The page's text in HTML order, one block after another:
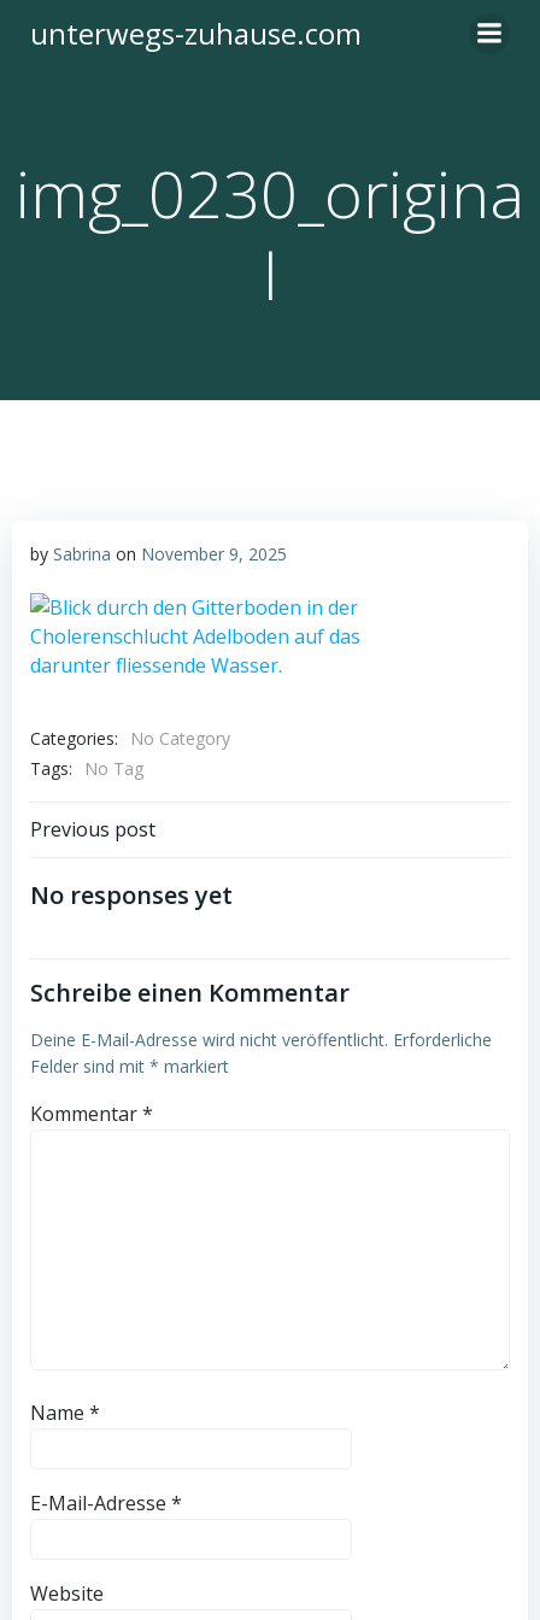
Inhalt
unterwegs-zuhause.com
img_0230_origina
l
by Sabrina on November 9, 2025
Categories:
No Category
Tags:
No Tag
Post
navigation
Previous post
No responses yet
Schreibe einen Kommentar
Deine E-Mail-Adresse wird nicht veröffentlicht. Erforderliche
Felder sind mit * markiert
Kommentar*
Name *
E-Mail-Adresse *
Website